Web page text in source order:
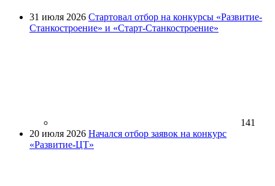
31 июля 2026 Стартовал отбор на конкурсы «Развитие-
Станкостроение» и «Старт-Станкостроение»
141
20 июля 2026 Начался отбор заявок на конкурс
«Развитие-ЦТ»